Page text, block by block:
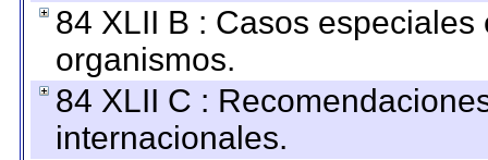
84 XLII B : Casos
organismos.
84 XLII C :
internacionales.